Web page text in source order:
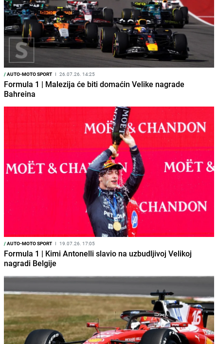
/AUTO-MOTO SPORT I 26.07.26. 14:25
Formula 1 | Malezija će biti domaćin Velike nagrade
Bahreina
/AUTO-MOTO SPORT I 19.07.26. 17:05
Formula 1 | Kimi Antonelli slavio na uzbudljivoj Velikoj
nagradi Belgije